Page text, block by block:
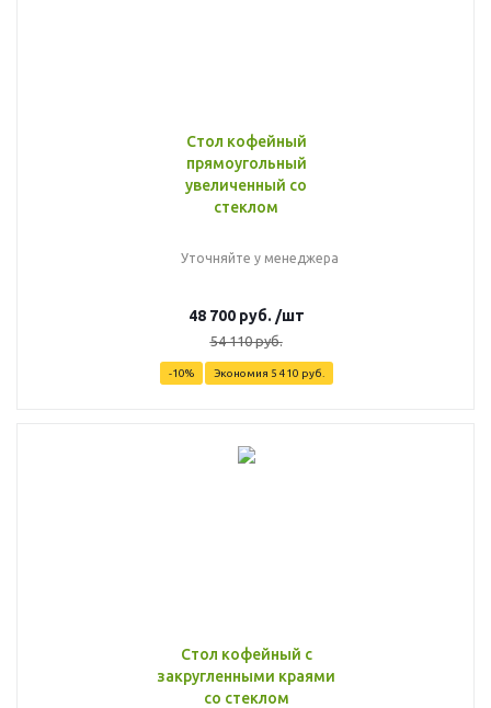
Стол кофейный
прямоугольный
увеличенный со
стеклом
Уточняйте у менеджера
48 700руб. /шт
54 110руб.
-10% Экономия 5 410 руб.
Стол кофейный с
закругленными краями
со стеклом